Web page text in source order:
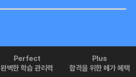
Perfect
완벽한 학습 관리력
Plus
합격을 위한 메가 혜택